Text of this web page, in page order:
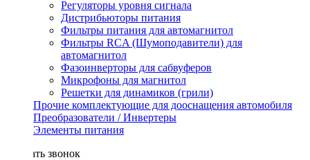
Регуляторы уровня сигнала
Дистрибьюторы питания
Фильтры питания для автомагнитол
Фильтры RCA (Шумоподавители) для
автомагнитол
Фазоинверторы для сабвуферов
Микрофоны для магнитол
Решетки для динамиков (грили)
Прочие комплектующие для дооснащения автомобиля
Преобразователи / Инвертеры
Элементы питания
Заказать звонок